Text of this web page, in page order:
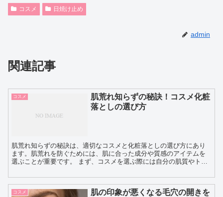
コスメ 日焼け止め
admin
関連記事
コスメ
肌荒れ知らずの秘訣！コスメ化粧
落としの選び方
肌荒れ知らずの秘訣は、適切なコスメと化粧落としの選び方にあり
ます。肌荒れを防ぐためには、肌に合った成分や質感のアイテムを
選ぶことが重要です。 まず、コスメを選ぶ際には自分の肌質やトラ
コスメ
肌の印象が悪くなる毛穴の開きを